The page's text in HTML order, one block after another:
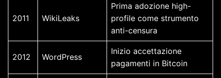
2011 WikiLeaks
Prima adozione high-
profile come strumento
anti-censura
2012 WordPress
Inizio accettazione
pagamenti in Bitcoin